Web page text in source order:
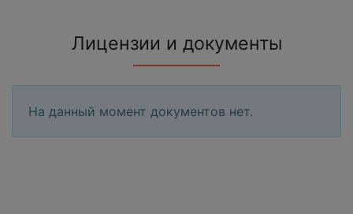
Лицензии и документы
На данный момент документов нет.